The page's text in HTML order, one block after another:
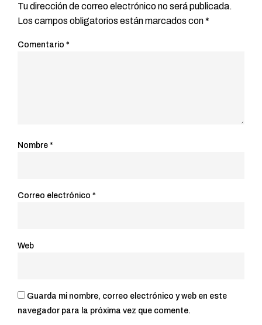
Tu dirección de correo electrónico no será publicada.
Los campos obligatorios están marcados con*
Comentario *
Nombre *
Correo electrónico *
Web
Guarda mi nombre, correo electrónico y web en este
navegador para la próxima vez que comente.